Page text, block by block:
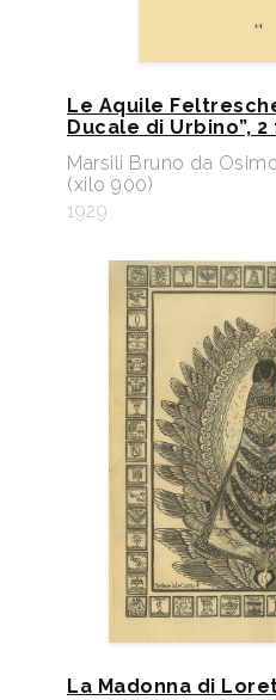
Le Aquile
Ducale di Urbino”,
Marsili Bruno da
(xilo 900)
1929
La Madonna di